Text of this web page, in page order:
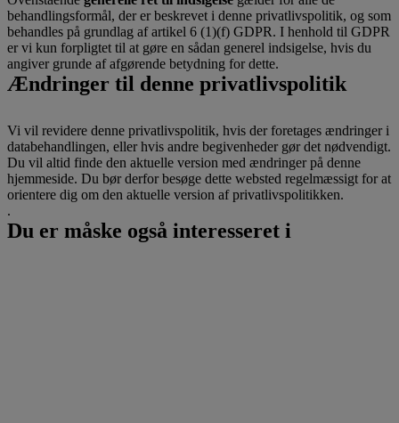
behandlingsformål, der er beskrevet i denne privatlivspolitik, og som
behandles på grundlag af artikel 6 (1)(f) GDPR. I henhold til GDPR
er vi kun forpligtet til at gøre en sådan generel indsigelse, hvis du
angiver grunde af afgørende betydning for dette.
Ændringer til denne privatlivspolitik
Vi vil revidere denne privatlivspolitik, hvis der foretages ændringer i
databehandlingen, eller hvis andre begivenheder gør det nødvendigt.
Du vil altid finde den aktuelle version med ændringer på denne
hjemmeside. Du bør derfor besøge dette websted regelmæssigt for at
orientere dig om den aktuelle version af privatlivspolitikken.
.
Du er måske også interesseret i